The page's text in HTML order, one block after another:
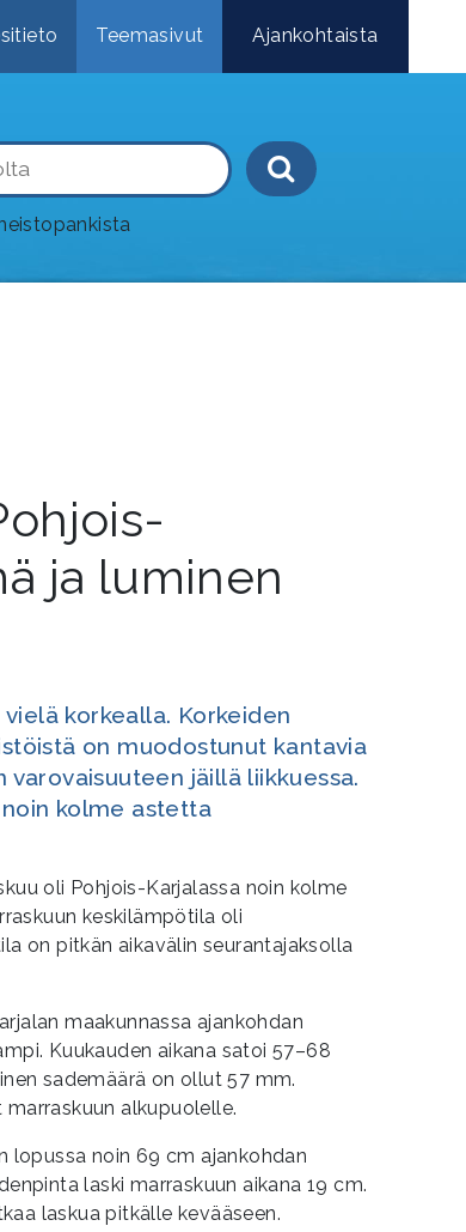
Teemasivut Ajankohtaista
Haku-painike
ja luminen
korkealla. Korkeiden
on muodostunut kantavia
jäillä liikkuessa.
kolme astetta
oli Pohjois-Karjalassa noin kolme
keskilämpötila oli
on pitkän aikavälin seurantajaksolla
maakunnassa ajankohdan
Kuukauden aikana satoi 57–68
sademäärä on ollut 57 mm.
alkupuolelle.
lopussa noin 69 cm ajankohdan
laski marraskuun aikana 19 cm.
laskua pitkälle kevääseen.